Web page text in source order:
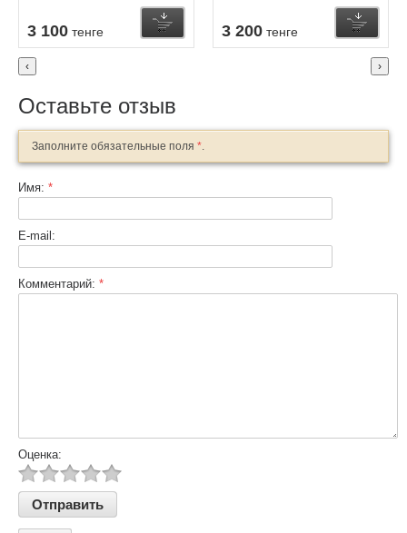
3 100 тенге 3 200 тенге
Купить Купить
‹ ›
Оставьте отзыв
Заполните обязательные поля *
Имя: *
E-mail:
Комментарий: *
Оценка: